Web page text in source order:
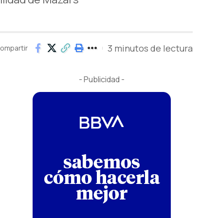
3 minutos de lectura
- Publicidad -